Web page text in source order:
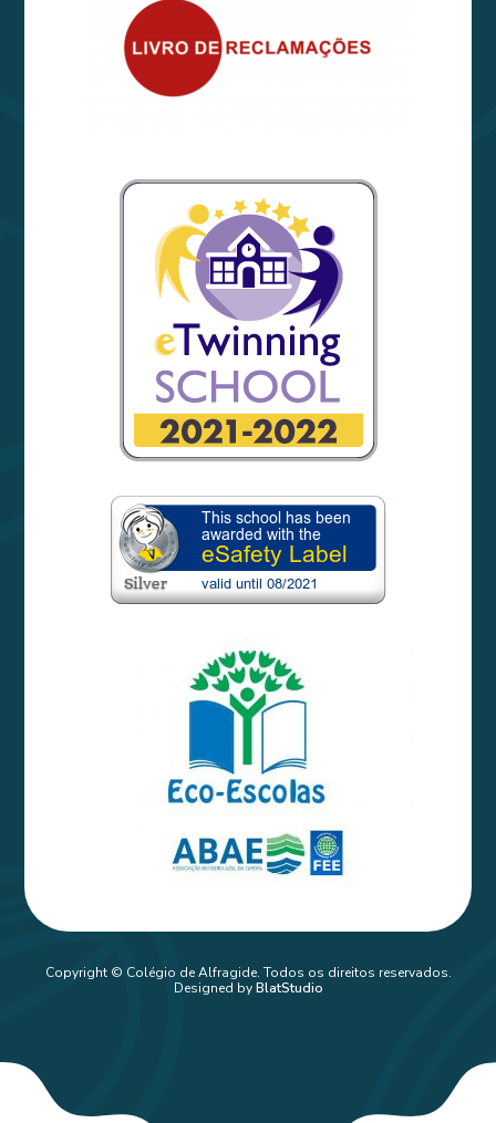
Copyright © Colégio de Alfragide. Todos os direitos reservados.
Designed byBlatStudio